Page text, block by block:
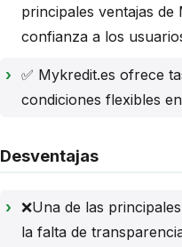
principales ventajas
confianza a los
✅ Mykredit.es ofrece
condiciones flexibles
Desventajas
❌Una de las
la falta de